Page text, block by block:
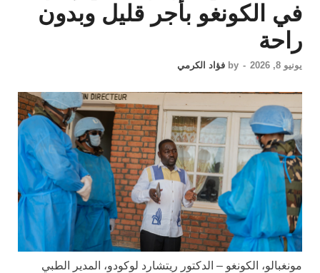
في الكونغو بأجر قليل وبدون
راحة
يونيو 8, 2026 -
by فؤاد الكرمي
مونغبالو، الكونغو – الدكتور ريتشارد لوكودو، المدير الطبي